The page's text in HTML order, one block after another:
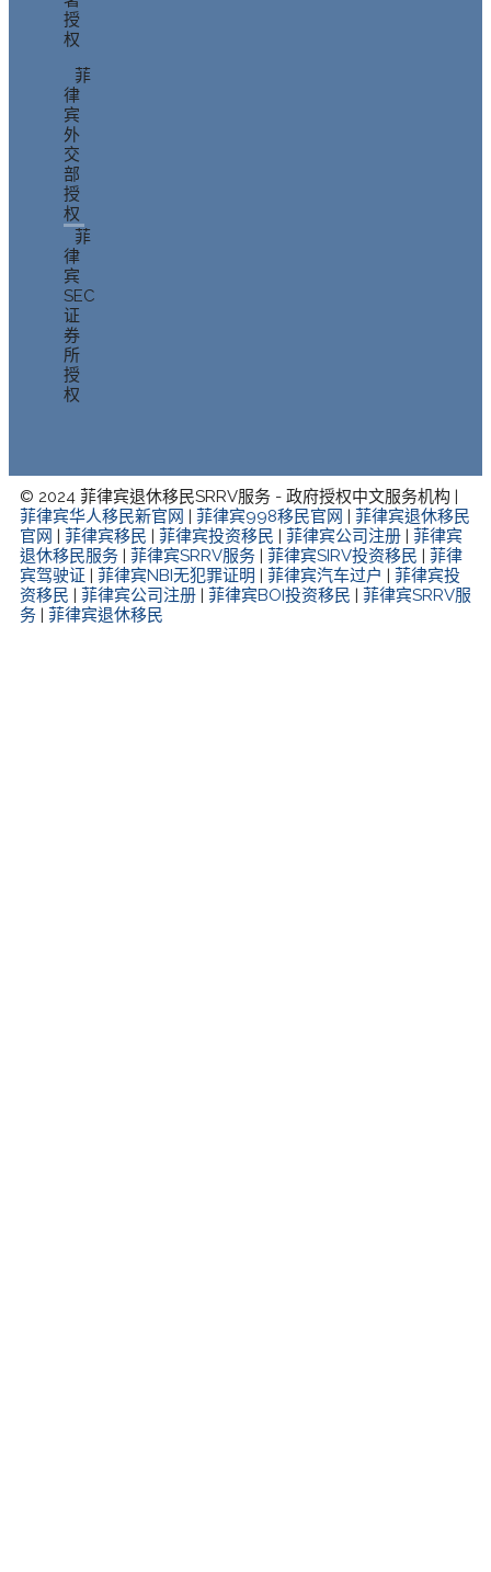
授
权
菲
律
宾
外
交
部
授
权
菲
律
宾
SEC
证
券
所
授
权
© 2024 菲律宾退休移民SRRV服务 - 政府授权中文服务机构 |
菲律宾华人移民新官网
菲律宾998移民官网
菲律宾退休移民
官网
菲律宾移民 菲律宾投资移民 菲律宾公司注册
菲律宾
退休移民服务
菲律宾SRRV服务 菲律宾SIRV投资移民
菲律
宾驾驶证
菲律宾NBI无犯罪证明 菲律宾汽车过户
菲律宾投
资移民
菲律宾公司注册 菲律宾BOI投资移民
菲律宾SRRV服
务
菲律宾退休移民